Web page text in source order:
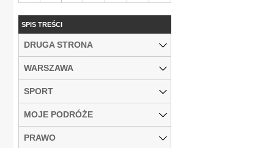
SPIS TREŚCI
DRUGA STRONA
WARSZAWA
SPORT
MOJE PODRÓŻE
PRAWO